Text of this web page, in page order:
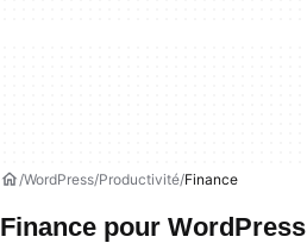
WordPress Productivité Finance
Finance pour WordPress